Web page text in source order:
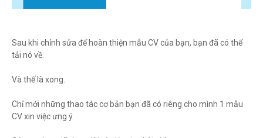
Sau khi chỉnh sửa để hoàn thiện mẫu CV của bạn, bạn đã có thể
tải nó về.
Và thế là xong.
Chỉ mới những thao tác cơ bản bạn đã có riêng cho mình 1 mẫu
CV xin việc ưng ý.